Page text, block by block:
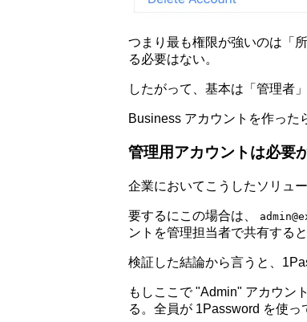
つまり最も権限が強いのは「
る必要はない。
したがって、基本は「管理者
Business アカウントを作った
管理用アカウントは必要
企業においてこうしたソリュ
要するにこの場合は、
ントを管理担当者で共有する
検証した結論から言うと、
もしここで "Admin" アカウン
る。全員が 1Password を使っ